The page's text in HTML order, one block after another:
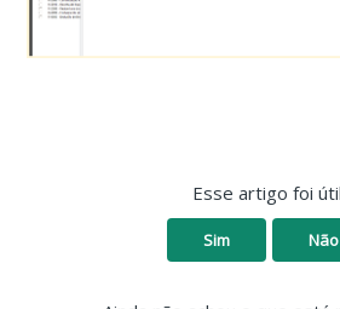
Esse artigo foi
Sim Não